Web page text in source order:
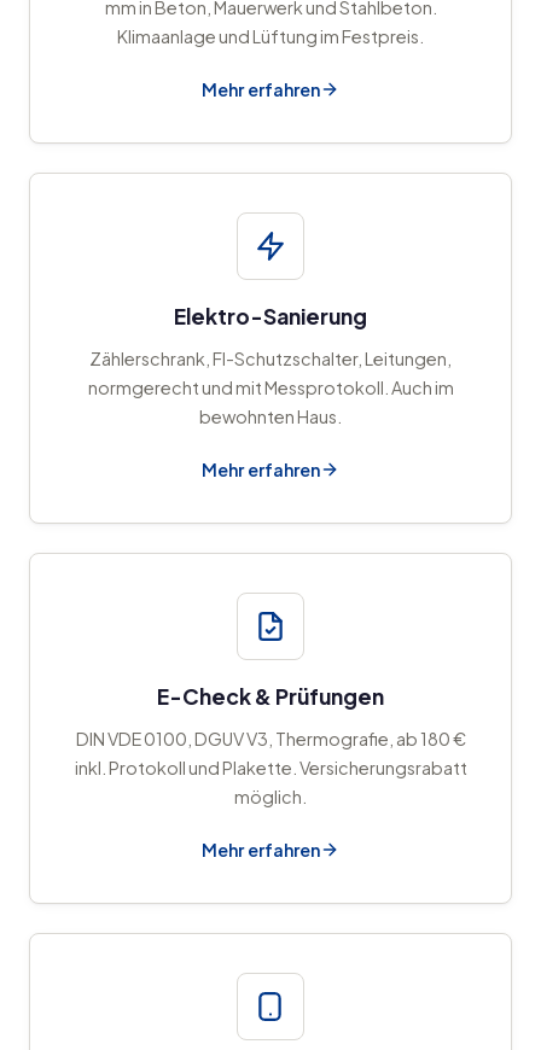
mm in Beton, Mauerwerk und Stahlbeton.
Klimaanlage und Lüftung im Festpreis.
Mehr erfahren
Elektro-Sanierung
Zählerschrank, FI-Schutzschalter, Leitungen,
normgerecht und mit Messprotokoll. Auch im
bewohnten Haus.
Mehr erfahren
E-Check & Prüfungen
DIN VDE 0100, DGUV V3, Thermografie, ab 180 €
inkl. Protokoll und Plakette. Versicherungsrabatt
möglich.
Mehr erfahren